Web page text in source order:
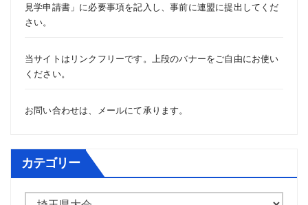
見学申請書 」に必要事項を記入し、事前に連盟に提出してくだ
さい。
当サイトはリンクフリーです。上段のバナーをご自由にお使い
ください。
お問い合わせは、 メールにて承ります。
カテゴリー